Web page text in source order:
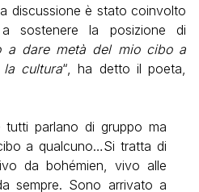
discussione è stato coinvolto
a sostenere la posizione di
a dare metà del mio cibo a
cultura“, ha detto il poeta,
parlano di gruppo ma
a qualcuno…Si tratta di
da bohémien, vivo alle
sempre. Sono arrivato a